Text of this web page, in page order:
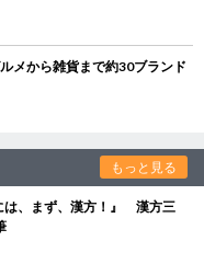
メから雑貨まで約30ブランド
もっと見る
は、まず、漢方！』 漢方三